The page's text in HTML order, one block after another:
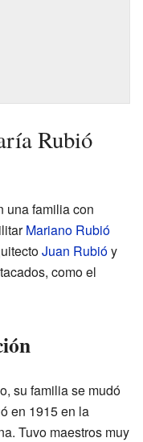
Rubió
una familia con
Mariano Rubió
Juan Rubióy
como el
su familia se mudó
en 1915 en la
Tuvo maestros muy